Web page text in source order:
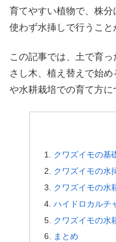
育てやすい植物で、株
使わず水挿しで行うこと
この記事では、土で育っ
さし木、植え替えで始め
や水耕栽培での育て方に
クワズイモの基
クワズイモの水
クワズイモの水
ハイドロカルチ
クワズイモの水
まとめ